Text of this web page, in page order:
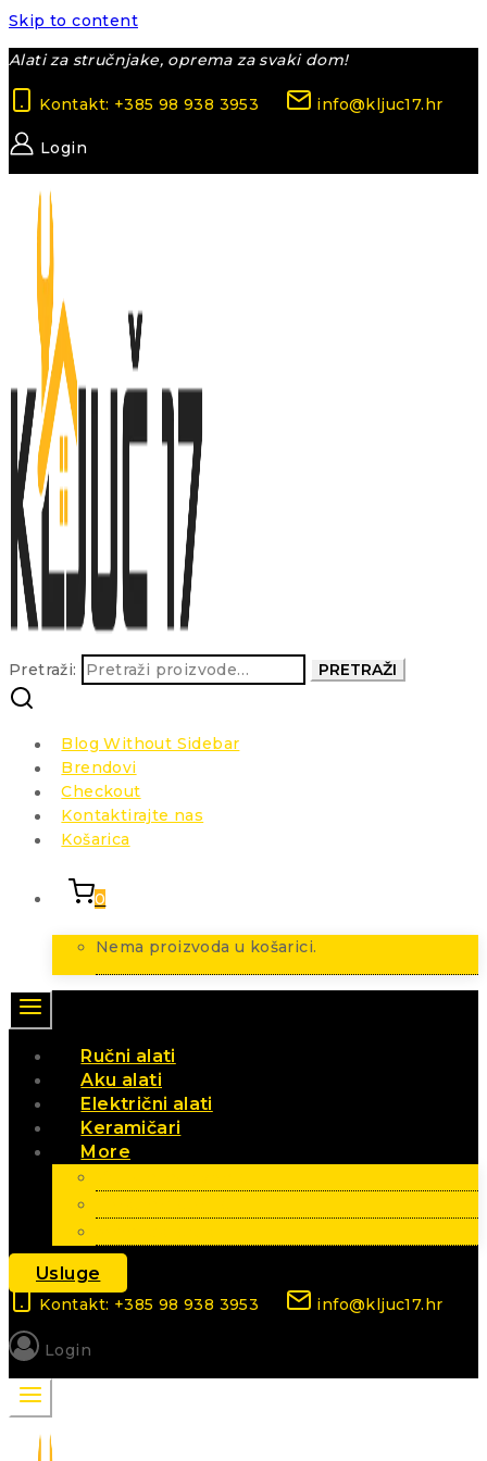
Skip to content
Alati za stručnjake, oprema za svaki dom!
Kontakt: +385 98 938 3953 info@kljuc17.hr
Login
Pretraži: PRETRAŽI
Blog Without Sidebar
Brendovi
Checkout
Kontaktirajte nas
Košarica
0
Nema proizvoda u košarici.
Ručni alati
Aku alati
Električni alati
Keramičari
More
Usluge
Kontakt: +385 98 938 3953 info@kljuc17.hr
Login